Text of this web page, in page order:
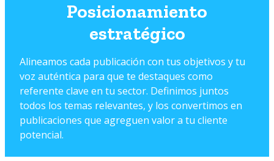
Posicionamiento
estratégico
Alineamos cada publicación con tus objetivos y tu
voz auténtica para que te destaques como
referente clave en tu sector. Definimos juntos
todos los temas relevantes, y los convertimos en
publicaciones que agreguen valor a tu cliente
potencial.